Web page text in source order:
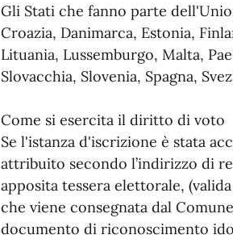
Gli Stati che fanno parte
Croazia, Danimarca, Estonia,
Lituania, Lussemburgo, Malta,
Slovacchia, Slovenia, Spagna,
Come si esercita il diritto di voto
Se l'istanza d'iscrizione è stata
attribuito secondo l’indirizzo di
apposita tessera elettorale,
che viene consegnata dal
documento di riconoscimento